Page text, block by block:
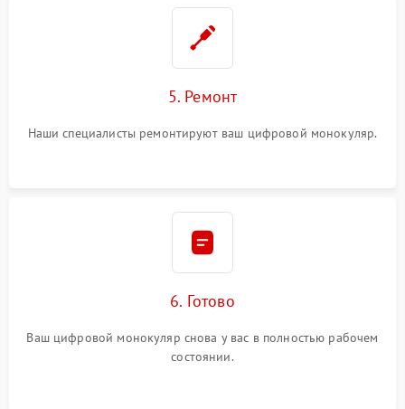
5. Ремонт
Наши специалисты ремонтируют ваш цифровой монокуляр.
6. Готово
Ваш цифровой монокуляр снова у вас в полностью рабочем
состоянии.